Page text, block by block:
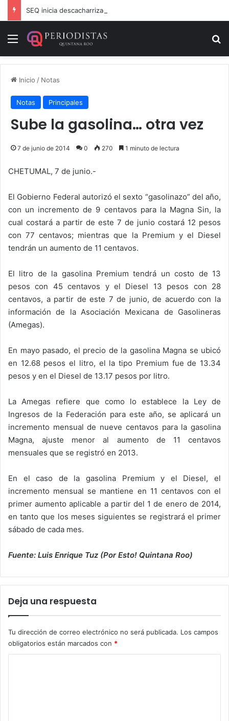
Menú
Inicio / Notas
Notas Principales
Sube la gasolina… otra vez
7 de junio de 2014 0 270 1 minuto de lectura
CHETUMAL, 7 de junio.-
El Gobierno Federal autorizó el sexto “gasolinazo” del año,
con un incremento de 9 centavos para la Magna Sin, la
cual costará a partir de este 7 de junio costará 12 pesos
con 77 centavos; mientras que la Premium y el Diesel
tendrán un aumento de 11 centavos.
El litro de la gasolina Premium tendrá un costo de 13
pesos con 45 centavos y el Diesel 13 pesos con 28
centavos, a partir de este 7 de junio, de acuerdo con la
información de la Asociación Mexicana de Gasolineras
(Amegas).
En mayo pasado, el precio de la gasolina Magna se ubicó
en 12.68 pesos el litro, el la tipo Premium fue de 13.34
pesos y en el Diesel de 13.17 pesos por litro.
La Amegas refiere que como lo establece la Ley de
Ingresos de la Federación para este año, se aplicará un
incremento mensual de nueve centavos para la gasolina
Magna, ajuste menor al aumento de 11 centavos
mensuales que se registró en 2013.
En el caso de la gasolina Premium y el Diesel, el
incremento mensual se mantiene en 11 centavos con el
primer aumento aplicable a partir del 1 de enero de 2014,
en tanto que los meses siguientes se registrará el primer
sábado de cada mes.
Fuente: Luis Enrique Tuz (Por Esto! Quintana Roo)
Deja una respuesta
Tu dirección de correo electrónico no será publicada. Los campos
obligatorios están marcados con *